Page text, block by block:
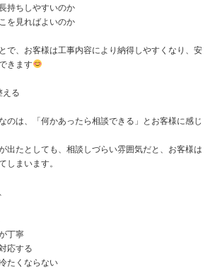
持ちしやすいのか
を見ればよいのか
で、お客様は工事内容により納得しやすくなり、安
きます
える
のは、「何かあったら相談できる」とお客様に感じ
出たとしても、相談しづらい雰囲気だと、お客様は
しまいます。
丁寧
応する
たくならない